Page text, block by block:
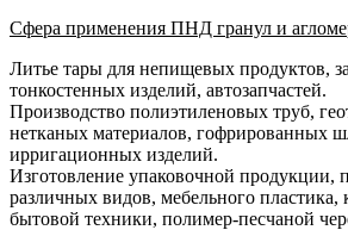
Сфера применения ПНД гранул и
Литье тары для непищевых продуктов,
тонкостенных изделий, автозапчастей.
Производство полиэтиленовых труб,
нетканых материалов, гофрированных
ирригационных изделий.
Изготовление упаковочной продукции,
различных видов, мебельного
бытовой техники, полимер-песчаной